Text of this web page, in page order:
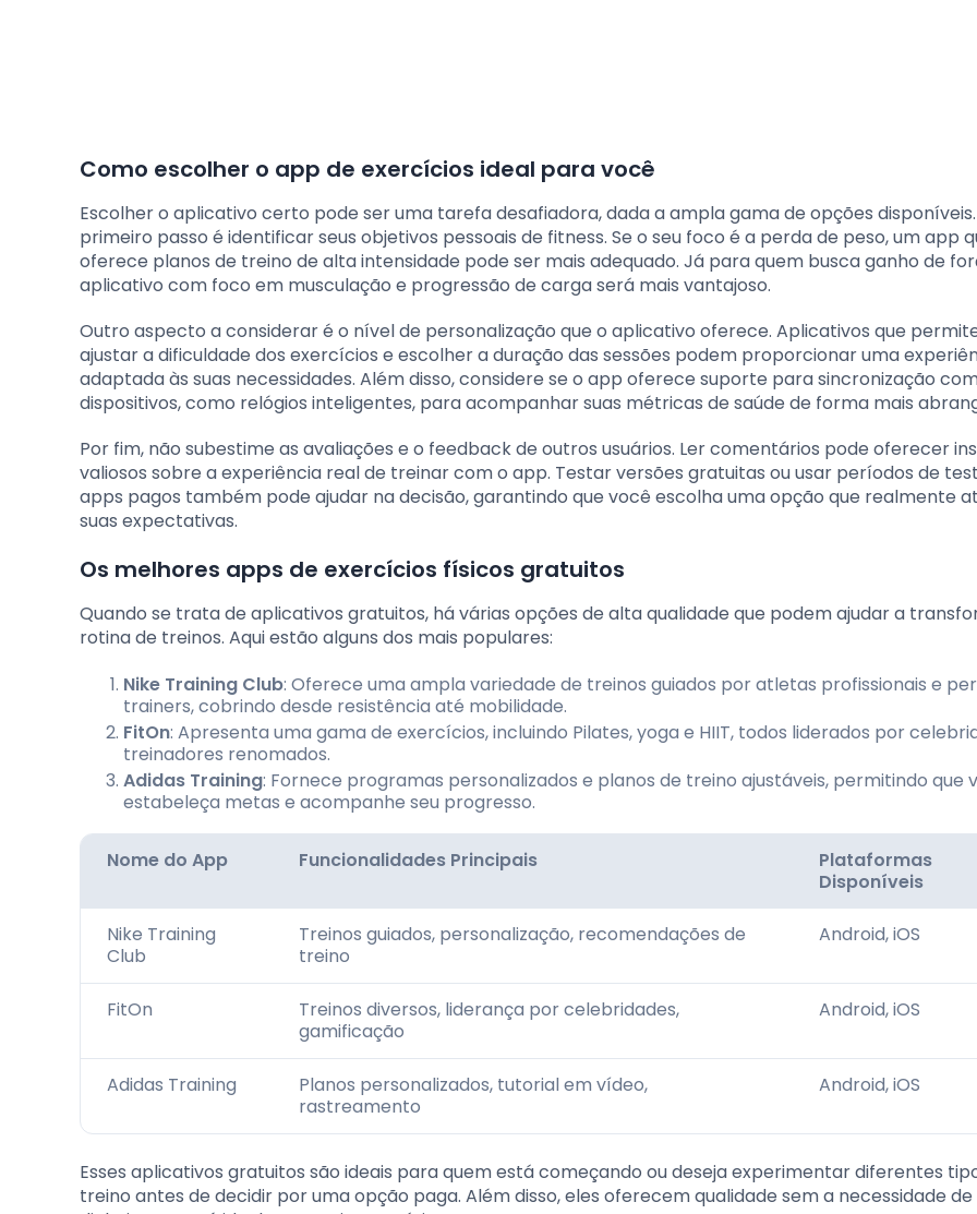
Como escolher o app de exercícios ideal para você
Escolher o aplicativo certo pode ser uma tarefa desafiadora, dada a ampla gama de opções
primeiro passo é identificar seus objetivos pessoais de fitness. Se o seu foco é a perda de peso, um app
oferece planos de treino de alta intensidade pode ser mais adequado. Já para quem busca ganho de
aplicativo com foco em musculação e progressão de carga será mais vantajoso.
Outro aspecto a considerar é o nível de personalização que o aplicativo oferece. Aplicativos que
ajustar a dificuldade dos exercícios e escolher a duração das sessões podem proporcionar uma
adaptada às suas necessidades. Além disso, considere se o app oferece suporte para sincronização
dispositivos, como relógios inteligentes, para acompanhar suas métricas de saúde de forma mais
Por fim, não subestime as avaliações e o feedback de outros usuários. Ler comentários pode oferecer
valiosos sobre a experiência real de treinar com o app. Testar versões gratuitas ou usar períodos de
apps pagos também pode ajudar na decisão, garantindo que você escolha uma opção que realmente
suas expectativas.
Os melhores apps de exercícios físicos gratuitos
Quando se trata de aplicativos gratuitos, há várias opções de alta qualidade que podem ajudar a
rotina de treinos. Aqui estão alguns dos mais populares:
Nike Training Club: Oferece uma ampla variedade de treinos guiados por atletas profissionais e
trainers, cobrindo desde resistência até mobilidade.
FitOn: Apresenta uma gama de exercícios, incluindo Pilates, yoga e HIIT, todos liderados por
treinadores renomados.
Adidas Training: Fornece programas personalizados e planos de treino ajustáveis, permitindo que
estabeleça metas e acompanhe seu progresso.
Nome do App Funcionalidades Principais
Plataformas
Disponíveis
Nike Training
Club
Treinos guiados, personalização, recomendações de
treino
Android, iOS
FitOn
Treinos diversos, liderança por celebridades,
gamificação
Android, iOS
Adidas Training
Planos personalizados, tutorial em vídeo,
rastreamento
Android, iOS
Esses aplicativos gratuitos são ideais para quem está começando ou deseja experimentar diferentes
treino antes de decidir por uma opção paga. Além disso, eles oferecem qualidade sem a necessidade